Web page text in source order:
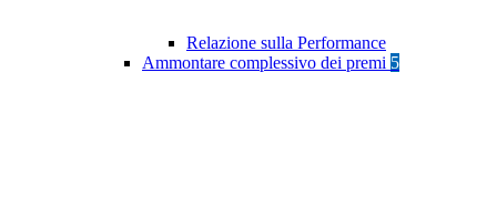
Relazione sulla Performance
Ammontare complessivo dei premi 5